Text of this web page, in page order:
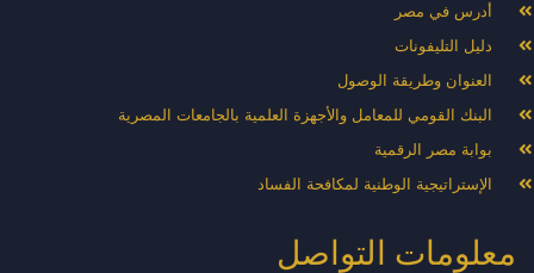
أدرس في مصر
دليل التليفونات
العنوان وطريقة الوصول
البنك القومي للمعامل والأجهزة العلمية بالجامعات المصرية
بوابة مصر الرقمية
الإستراتيجية الوطنية لمكافحة الفساد
معلومات التواصل